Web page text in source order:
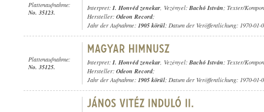
Plattenaufnahme:
No. 35123.
Interpret: I. Honvéd zenekar, Vezényel: Bachó István; Texter/
Hersteller: Odeon Record;
Jahr der Aufnahme: 1905 körül; Datum der Veröffentlichung: 1970-01-
Plattenaufnahme:
No. 35125.
Interpret: I. Honvéd zenekar, Vezényel: Bachó István; Texter/
Hersteller: Odeon Record;
Jahr der Aufnahme: 1905 körül; Datum der Veröffentlichung: 1970-01-